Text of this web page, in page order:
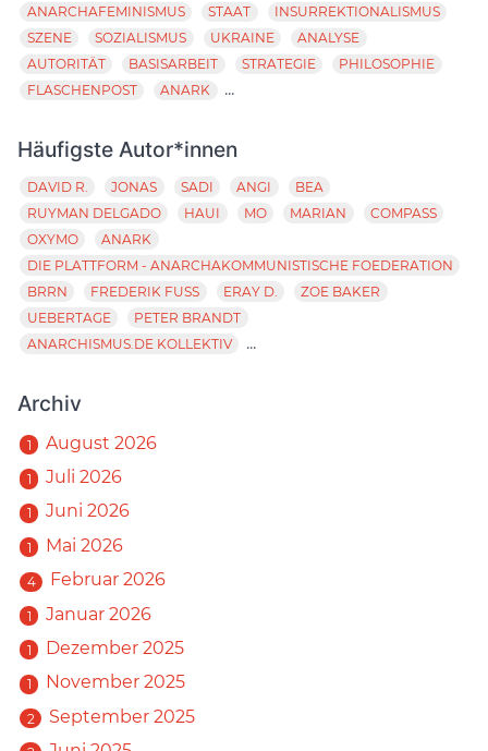
ANARCHAFEMINISMUS
STAAT
INSURREKTIONALISMUS
SZENE
SOZIALISMUS UKRAINE
ANALYSE
AUTORITÄT
BASISARBEIT STRATEGIE
PHILOSOPHIE
FLASCHENPOST
ANARK ...
Häufigste Autor*innen
DAVID R. JONAS SADI ANGI
BEA
RUYMAN DELGADO
HAUI MO MARIAN
COMPASS
OXYMO
ANARK
DIE PLATTFORM - ANARCHAKOMMUNISTISCHE FOEDERATION
BRRN
FREDERIK FUSS ERAY D.
ZOE BAKER
UEBERTAGE
PETER BRANDT
ANARCHISMUS.DE KOLLEKTIV
...
Archiv
1 August 2026
1 Juli 2026
1 Juni 2026
1 Mai 2026
4 Februar 2026
1 Januar 2026
1 Dezember 2025
1 November 2025
2 September 2025